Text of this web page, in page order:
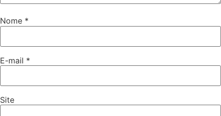
Nome *
E-mail *
Site